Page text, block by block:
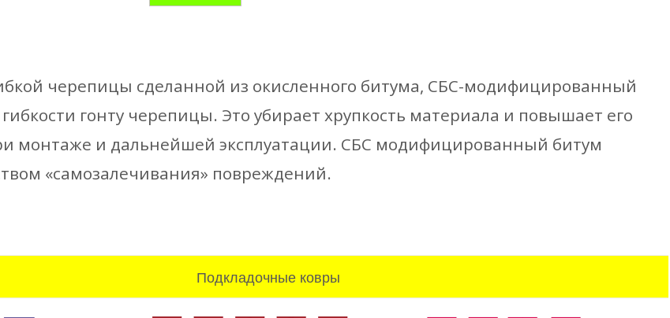
черепицы сделанной из окисленного битума, СБС-модифицированный
гонту черепицы. Это убирает хрупкость материала и повышает его
монтаже и дальнейшей эксплуатации. СБС модифицированный битум
«самозалечивания» повреждений.
Подкладочные ковры